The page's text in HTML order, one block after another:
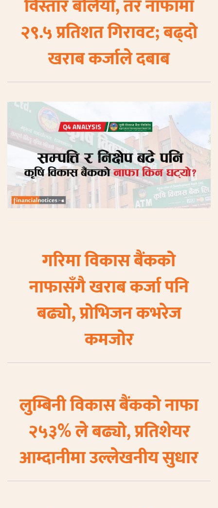
विस्तार बलियो, तर नाफामा
२९.५ प्रतिशत गिरावट; बढ्दो
खराब कर्जाले दबाब
गरिमा विकास बैंकको
नाफासँगै खराब कर्जा पनि
बढ्यो, प्रोभिजन कभरेज
कमजोर
लुम्बिनी विकास बैंकको नाफा
२५३% ले बढ्यो, प्रतिशेयर
आम्दानीमा उल्लेखनीय सुधार